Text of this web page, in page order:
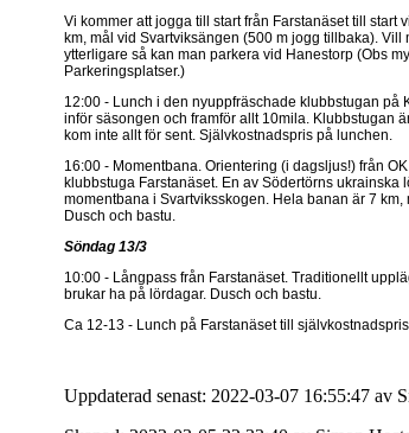
Vi kommer att jogga till start från Farstanäset till start
km, mål vid Svartviksängen (500 m jogg tillbaka). Vill
ytterligare så kan man parkera vid Hanestorp (Obs
Parkeringsplatser.)
12:00 - Lunch i den nyuppfräschade klubbstugan på
inför säsongen och framför allt 10mila. Klubbstugan
kom inte allt för sent. Självkostnadspris på lunchen.
16:00 - Momentbana. Orientering (i dagsljus!) från
klubbstuga Farstanäset. En av Södertörns ukrainska
momentbana i Svartviksskogen. Hela banan är 7 km,
Dusch och bastu.
Söndag 13/3
10:00 - Långpass från Farstanäset. Traditionellt
brukar ha på lördagar. Dusch och bastu.
Ca 12-13 - Lunch på Farstanäset till
Uppdaterad senast: 2022-03-07 16:55:47 av